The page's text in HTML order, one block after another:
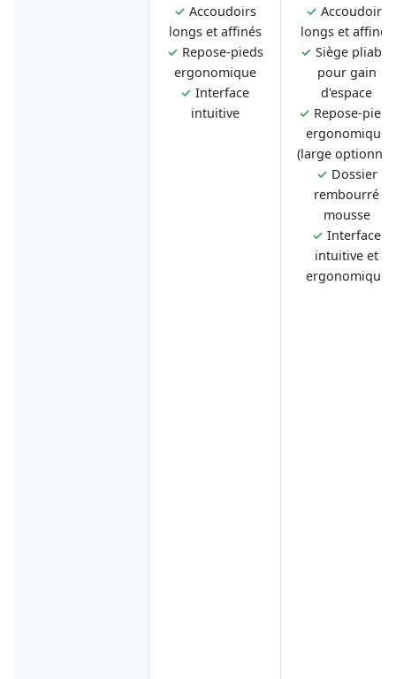
✓ Accoudoirs
longs et affinés
✓ Repose-pieds
ergonomique
✓ Interface
intuitive
✓ Accoudoirs
longs et affinés
✓ Siège pliable
pour gain
d'espace
✓ Repose-pieds
ergonomique
(large optionnel)
✓ Dossier
rembourré
mousse
✓ Interface
intuitive et
ergonomique